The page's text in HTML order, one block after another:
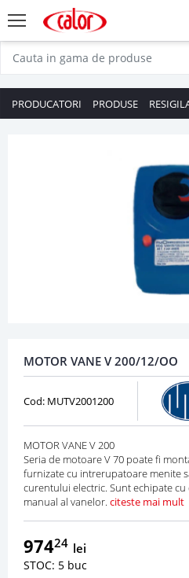
PRODUCATORI PRODUSE
MOTOR VANE V 200/12/OO
Cod: MUTV2001200
MOTOR VANE V 200
Seria de motoare V 70 poate fi
furnizate cu intrerupatoare menite
curentului electric. Sunt echipate
manual al vanelor. citeste mai mult
97424 lei
STOC: 5 buc